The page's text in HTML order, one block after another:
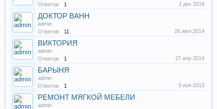
Ответов:
1 2 дек 2014
ДОКТОР ВАНН
admin
Ответов:
11 26 июл 2014
ВИКТОРИЯ
admin
Ответов:
1 27 апр 2014
БАРЫНЯ
admin
Ответов:
1 3 ноя 2013
РЕМОНТ МЯГКОЙ МЕБЕЛИ
admin